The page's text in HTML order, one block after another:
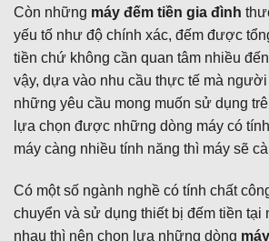
Còn những máy đếm tiền gia đình
yếu tố như độ chính xác, đếm được
tiền chứ không cần quan tâm nhiều
vậy, dựa vào nhu cầu thực tế mà
những yêu cầu mong muốn sử dụng
lựa chọn được những dòng máy có
máy càng nhiều tính năng thì máy sẽ
Có một số ngành nghề có tính chất
chuyển và sử dụng thiết bị đếm tiền tại
nhau thì nên chọn lựa những dòng